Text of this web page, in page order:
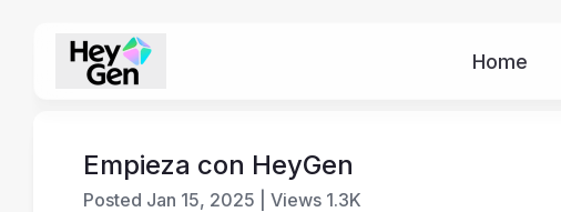
Home
Empieza con HeyGen
Posted Jan 15, 2025 Views 1.3K